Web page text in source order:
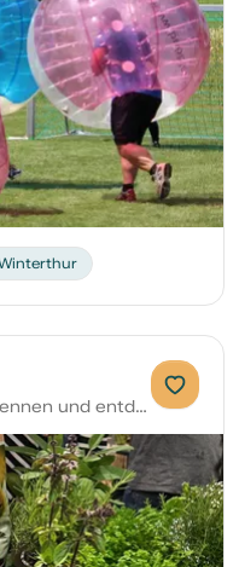
Lerne die Vielfalt der Kräuter kennen und entdecke die feinen Unterschiede verschiedener Sorten